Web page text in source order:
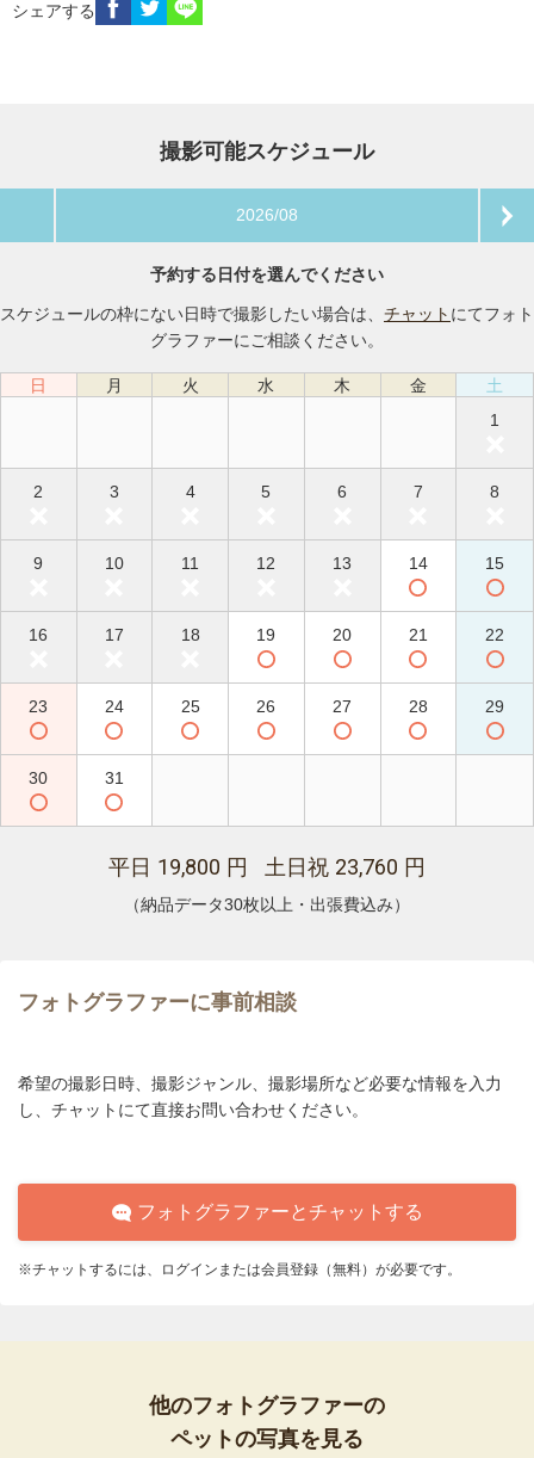
シェアする
撮影可能スケジュール
2026/08
予約する日付を選んでください
スケジュールの枠にない日時で撮影したい場合は、 チャット にてフォト
グラファーにご相談ください。
日 月 火 水 木 金
土
1
2 3 4 5 6 7 8
9 10 11 12 13 14 15
16 17 18 19 20 21 22
23 24 25 26 27 28 29
30 31
平日 19,800 円 土日祝 23,760 円
（納品データ30枚以上・出張費込み）
フォトグラファーに事前相談
希望の撮影日時、撮影ジャンル、撮影場所など必要な情報を入力
し、チャットにて直接お問い合わせください。
フォトグラファーとチャットする
※チャットするには、ログインまたは会員登録（無料）が必要です。
他のフォトグラファーの
ペットの写真を見る